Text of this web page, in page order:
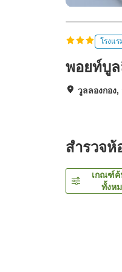
โรงแร
พอยท์บู
วูลลองกอง,
สำรวจห้
เกณฑ์ค้
ทั้งห